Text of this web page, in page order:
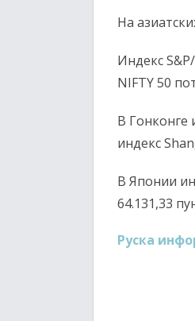
На
Индекс
NIFTY 50
В Гонконге
индекс
В Японии
64.131,33
Руска